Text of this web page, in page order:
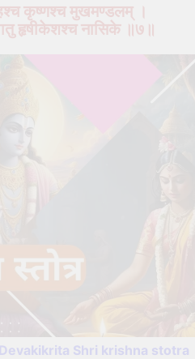
कृष्णश्च मुखमण्डलम् ।
हृषीकेशश्च नासिके ॥७॥
Devakikrita Shri krishna stotra